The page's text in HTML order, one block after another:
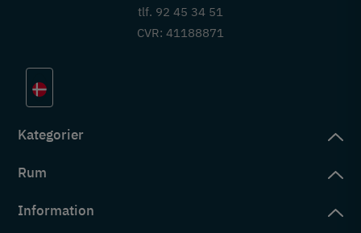
tlf. 92 45 34 51
CVR: 41188871
Kategorier
Rum
Information